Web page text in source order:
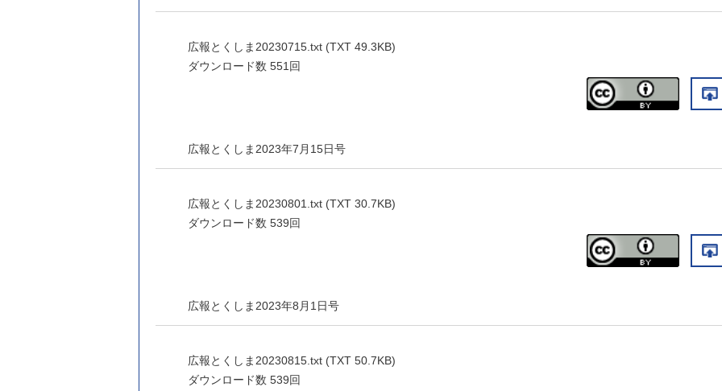
広報とくしま20230715.txt (TXT 49.3KB)
ダウンロード数 551回
広報とくしま2023年7月15日号
広報とくしま20230801.txt (TXT 30.7KB)
ダウンロード数 539回
広報とくしま2023年8月1日号
広報とくしま20230815.txt (TXT 50.7KB)
ダウンロード数 539回